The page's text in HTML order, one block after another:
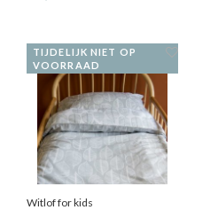
TIJDELIJK NIET OP
VOORRAAD
Witlof for kids